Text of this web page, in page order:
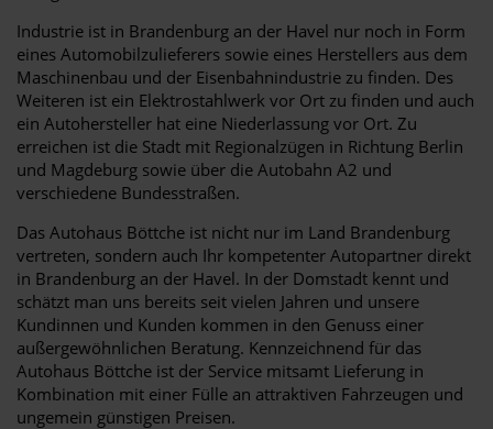
Industrie ist in Brandenburg an der Havel nur noch in Form
eines Automobilzulieferers sowie eines Herstellers aus dem
Maschinenbau und der Eisenbahnindustrie zu finden. Des
Weiteren ist ein Elektrostahlwerk vor Ort zu finden und auch
ein Autohersteller hat eine Niederlassung vor Ort. Zu
erreichen ist die Stadt mit Regionalzügen in Richtung Berlin
und Magdeburg sowie über die Autobahn A2 und
verschiedene Bundesstraßen.
Das Autohaus Böttche ist nicht nur im Land Brandenburg
vertreten, sondern auch Ihr kompetenter Autopartner direkt
in Brandenburg an der Havel. In der Domstadt kennt und
schätzt man uns bereits seit vielen Jahren und unsere
Kundinnen und Kunden kommen in den Genuss einer
außergewöhnlichen Beratung. Kennzeichnend für das
Autohaus Böttche ist der Service mitsamt Lieferung in
Kombination mit einer Fülle an attraktiven Fahrzeugen und
ungemein günstigen Preisen.